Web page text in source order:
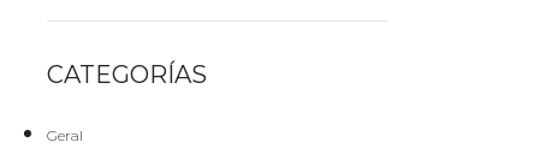
CATEGORÍAS
Geral